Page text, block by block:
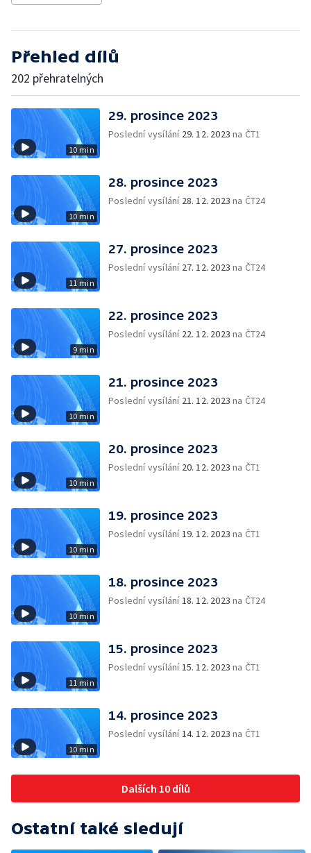
Přehled dílů
202 přehratelných
10 min
29. prosince 2023
Poslední vysílání 29. 12. 2023 na ČT1
10 min
28. prosince 2023
Poslední vysílání 28. 12. 2023 na ČT24
11 min
27. prosince 2023
Poslední vysílání 27. 12. 2023 na ČT24
9 min
22. prosince 2023
Poslední vysílání 22. 12. 2023 na ČT24
10 min
21. prosince 2023
Poslední vysílání 21. 12. 2023 na ČT24
10 min
20. prosince 2023
Poslední vysílání 20. 12. 2023 na ČT1
10 min
19. prosince 2023
Poslední vysílání19. 12. 2023 na ČT1
10 min
18. prosince 2023
Poslední vysílání18. 12. 2023 na ČT24
11 min
15. prosince 2023
Poslední vysílání15. 12. 2023 na ČT1
10 min
14. prosince 2023
Poslední vysílání14. 12. 2023 na ČT1
Dalších 10 dílů
Ostatní také sledují